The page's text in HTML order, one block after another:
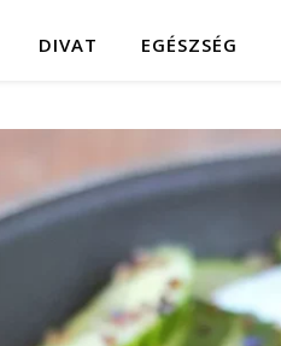
DIVAT EGÉSZSÉG